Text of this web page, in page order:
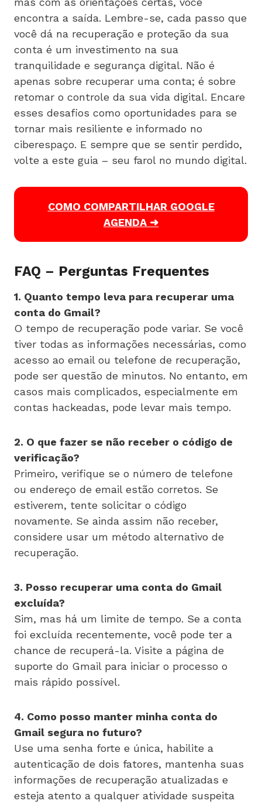
encontra a saída. Lembre-se, cada passo que
você dá na recuperação e proteção da sua
conta é um investimento na sua
tranquilidade e segurança digital. Não é
apenas sobre recuperar uma conta; é sobre
retomar o controle da sua vida digital. Encare
esses desafios como oportunidades para se
tornar mais resiliente e informado no
ciberespaço. E sempre que se sentir perdido,
volte a este guia – seu farol no mundo digital.
COMO COMPARTILHAR GOOGLE
AGENDA ➜
FAQ – Perguntas Frequentes
1. Quanto tempo leva para recuperar uma
conta do Gmail?
O tempo de recuperação pode variar. Se você
tiver todas as informações necessárias, como
acesso ao email ou telefone de recuperação,
pode ser questão de minutos. No entanto, em
casos mais complicados, especialmente em
contas hackeadas, pode levar mais tempo.
2. O que fazer se não receber o código de
verificação?
Primeiro, verifique se o número de telefone
ou endereço de email estão corretos. Se
estiverem, tente solicitar o código
novamente. Se ainda assim não receber,
considere usar um método alternativo de
recuperação.
3. Posso recuperar uma conta do Gmail
excluída?
Sim, mas há um limite de tempo. Se a conta
foi excluída recentemente, você pode ter a
chance de recuperá-la. Visite a página de
suporte do Gmail para iniciar o processo o
mais rápido possível.
4. Como posso manter minha conta do
Gmail segura no futuro?
Use uma senha forte e única, habilite a
autenticação de dois fatores, mantenha suas
informações de recuperação atualizadas e
esteja atento a qualquer atividade suspeita